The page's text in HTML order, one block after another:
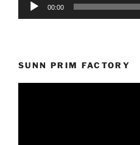
00:00
SUNN PRIM FACTORY